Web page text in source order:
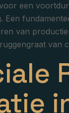
een
Een
van
van